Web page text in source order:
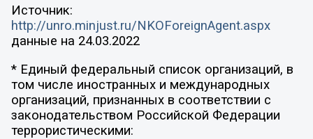
Источник:
http://unro.minjust.ru/NKOForeignAgent.aspx
данные на 24.03.2022
* Единый федеральный список организаций, в
том числе иностранных и международных
организаций, признанных в соответствии с
законодательством Российской Федерации
террористическими: